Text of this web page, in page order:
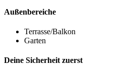
Außenbereiche
Terrasse/Balkon
Garten
Deine Sicherheit zuerst